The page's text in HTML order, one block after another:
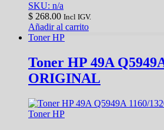
SKU: n/a
$ 268.00 Incl IGV.
Añadir al carrito
Toner HP
Toner HP 49A
ORIGINAL
Toner HP